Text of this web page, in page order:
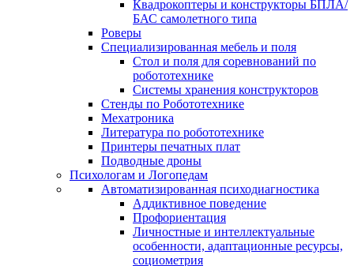
Квадрокоптеры и конструкторы БПЛА/
БАС самолетного типа
Роверы
Специализированная мебель и поля
Стол и поля для соревнований по
робототехнике
Системы хранения конструкторов
Стенды по Робототехнике
Мехатроника
Литература по робототехнике
Принтеры печатных плат
Подводные дроны
Психологам и Логопедам
Автоматизированная психодиагностика
Аддиктивное поведение
Профориентация
Личностные и интеллектуальные
особенности, адаптационные ресурсы,
социометрия